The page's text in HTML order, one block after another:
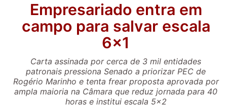
Empresariado entra em
campo para salvar escala
6x1
Carta assinada por cerca de 3 mil entidades
patronais pressiona Senado a priorizar PEC de
Rogério Marinho e tenta frear proposta aprovada por
ampla maioria na Câmara que reduz jornada para 40
horas e institui escala 5x2